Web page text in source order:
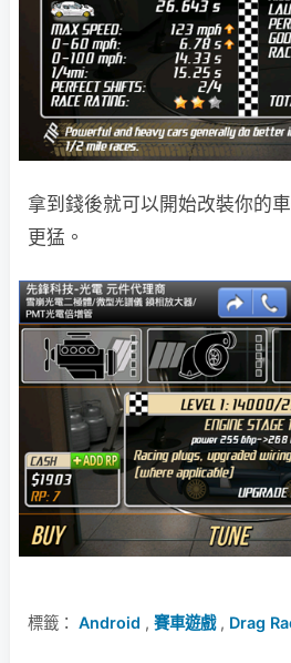
拿到錢後就可以開始改裝你的
更猛。
標籤： Android , 賽車遊戲, Drag